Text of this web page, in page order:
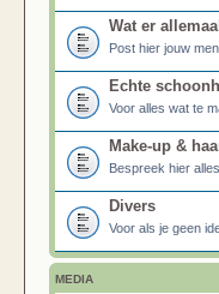
Wat er
Post hier jouw
Echte
Voor alles wat te
Make-up &
Bespreek hier
Divers
Voor als je geen
MEDIA